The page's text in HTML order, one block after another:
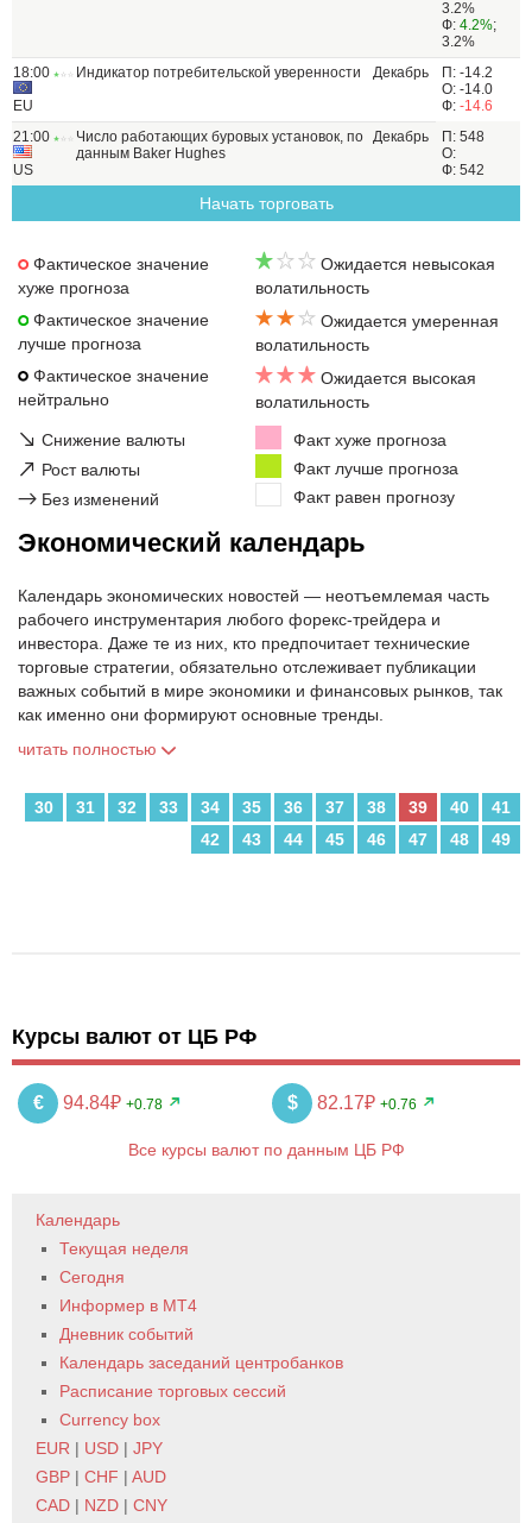
3.2%
Ф: 4.2%;
3.2%
18:00
EU
Индикатор потребительской уверенности Декабрь
П: -14.2
О: -14.0
Ф: -14.6
21:00
US
Число работающих буровых установок, по
данным Baker Hughes
Декабрь
П: 548
О:
Ф: 542
Начать торговать
Фактическое значение
хуже прогноза
Фактическое значение
лучше прогноза
Фактическое значение
нейтрально
Ожидается невысокая
волатильность
Ожидается умеренная
волатильность
Ожидается высокая
волатильность
↘ Снижение валюты
↗ Рост валюты
→ Без изменений
Факт хуже прогноза
Факт лучше прогноза
Факт равен прогнозу
Экономический календарь
Календарь экономических новостей — неотъемлемая часть
рабочего инструментария любого форекс-трейдера и
инвестора. Даже те из них, кто предпочитает технические
торговые стратегии, обязательно отслеживает публикации
важных событий в мире экономики и финансовых рынков, так
как именно они формируют основные тренды.
читать полностью
30 31 32 33 34 35 36 37 38 39 40
41
42
43 44 45 46 47 48 49
Курсы валют от ЦБ РФ
€ 94.84₽ +0.78 $ 82.17₽ +0.76
Все курсы валют по данным ЦБ РФ
Календарь
Текущая неделя
Сегодня
Информер в MT4
Дневник событий
Календарь заседаний центробанков
Расписание торговых сессий
Currency box
EUR | USD | JPY
GBP | CHF | AUD
CAD | NZD | CNY